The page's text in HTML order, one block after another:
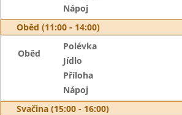
Nápoj
Oběd (11:00 - 14:00)
Oběd
Polévka
Jídlo
Příloha
Nápoj
Svačina (15:00 - 16:00)